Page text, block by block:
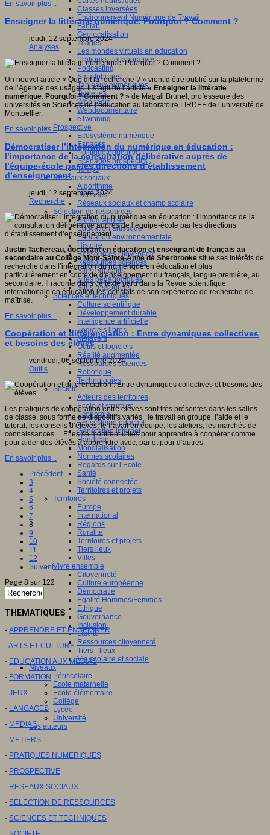
Classes inversées
Environnement Numérique de Travail
Fablab
Géolocalisation
Images
Les mondes virtuels en éducation
Pratiques collaboratives
Podcasting
Smartphones
Tableaux numériques
Tablettes
Web radio
Webdocumentaire
eTwinning
Prospective
Ecosystème numérique
Espaces
Politique éducative
Scénarios prospectifs
Temps
Réseaux sociaux
Algorithme
Données
Réseaux sociaux et champ scolaire
Sélection de ressources
Bibliographies
Education artistique
Education environnementale
Histoire
Ressources citoyenneté
Ressources sciences
Sites éducatifs
Sites pédagogiques
Sites ressources
Sciences et techniques
Culture scientifique
Développement durable
Intelligence artificielle
Logiciels libres
Métavers
Outils et logiciels
Réalité augmentée
Ressources sciences
Robotique
Technologies
Société
Acteurs des territoires
Ecole et structure
Economie
Ecosystème éducatif
Génération internet
Handicap
Mondialisation
Normes scolaires
Regards sur l’Ecole
Santé
Société connectée
Territoires et projets
Territoires
Europe
International
Régions
Ruralité
Territoires et projets
Tiers lieux
Villes
Vivre ensemble
Citoyenneté
Culture européenne
Démocratie
Egalité Hommes/Femmes
Ethique
Gouvernance
Inclusion
Laïcité
Ressources citoyenneté
Tiers - lieux
Vie scolaire et sociale
Niveaux
Périscolaire
Ecole maternelle
Ecole élémentaire
Collège
Lycée
Université
Les auteurs
a-
En savoir plus...
Enseigner la littératie numérique. Pourquoi ? Comment ?
jeudi, 12 septembre 2024
Analyses
Un nouvel article « Que dit la recherche ? » vient d’être publié sur la plateforme
de l’Agence des usages. Il s’agit de l’article« Enseigner la littératie
numérique. Pourquoi ? Comment ? » de Magali Brunel, professeure des
universités en Sciences de l’éducation au laboratoire LIRDEF de l’université de
Montpellier.
En savoir plus...
Démocratiser l’intégration du numérique en éducation :
l’importance de la consultation délibérative auprès de
l’équipe-école par les directions d’établissement
d’enseignement
jeudi, 12 septembre 2024
Recherche
Justin Tachereau, doctorant en éducation et enseignant de français au
secondaire au Collège Mont-Sainte-Anne de Sherbrooke situe ses intérêts de
recherche dans l’intégration du numérique en éducation et plus
particulièrement en contexte d'enseignement du français, langue première, au
secondaire. Il raconte dans ce texte paru dans la Revue scientifique
internationale en éducation les constats de son expérience de recherche de
maîtrise.
En savoir plus...
Coopération et différenciation : Entre dynamiques collectives
et besoins des élèves
vendredi, 06 septembre 2024
Outils
Les pratiques de coopération entre élèves sont très présentes dans les salles
de classe, sous forme de dispositifs variés : le travail en groupe, l’aide et le
tutorat, les conseils d’élèves, le travail en équipe, les ateliers, les marchés de
connaissances… Elles se montrent utiles pour apprendre à coopérer comme
pour aider des élèves à apprendre avec, par et pour d’autres.
En savoir plus...
Précédent
3
4
5
6
7
8
9
10
11
12
Suivant
Page 8 sur 122
THEMATIQUES
- APPRENDRE ET ENSEIGNER
-ARTS ET CULTURE
- EDUCATION AUX MEDIAS
- FORMATION
- JEUX
- LANGAGES
- MEDIAS
- METIERS
- PRATIQUES NUMERIQUES
- PROSPECTIVE
- RESEAUX SOCIAUX
- SELECTION DE RESSOURCES
- SCIENCES ET TECHNIQUES